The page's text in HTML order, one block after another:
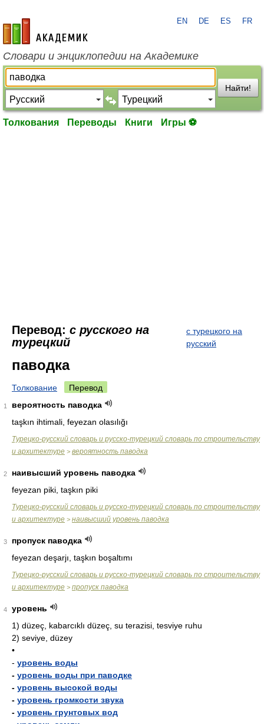
academic.ru
EN DE ES FR
Словари и энциклопедии на Академике
Найти!
Толкования Переводы Книги Игры ⚽
Перевод: с русского на
турецкий
с турецкого на
русский
паводка
Толкование Перевод
1
вероятность паводка
taşkın ihtimali, feyezan olasılığı
Турецко-русский словарь и русско-турецкий словарь по строительству
и архитектуре > вероятность паводка
2
наивысший уровень паводка
feyezan piki, taşkın piki
Турецко-русский словарь и русско-турецкий словарь по строительству
и архитектуре > наивысший уровень паводка
3
пропуск паводка
feyezan deşarjı, taşkın boşaltımı
Турецко-русский словарь и русско-турецкий словарь по строительству
и архитектуре > пропуск паводка
4
уровень
1) düzeç, kabarcıklı düzeç, su terazisi, tesviye ruhu
2) seviye, düzey
•
- уровень воды
- уровень воды при паводке
- уровень высокой воды
- уровень громкости звука
- уровень грунтовых вод